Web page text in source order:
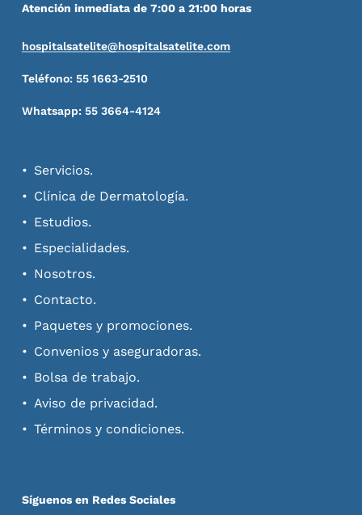
Atención inmediata de 7:00 a 21:00 horas
hospitalsatelite@hospitalsatelite.com
Teléfono: 55 1663-2510
Whatsapp: 55 3664-4124
Servicios.
Clínica de Dermatología.
Estudios.
Especialidades.
Nosotros.
Contacto.
Paquetes y promociones.
Convenios y aseguradoras.
Bolsa de trabajo.
Aviso de privacidad.
Términos y condiciones.
Síguenos en Redes Sociales